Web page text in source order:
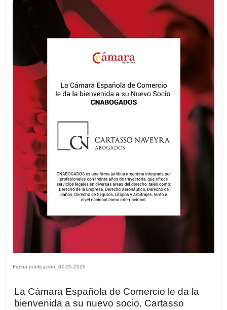
Fecha publicación: 21-05-2026
La Cámara Española de Comercio le
bienvenida a su nuevo socio, CABIFY.
Movilidad eficiente con sello español.
VER MÁS